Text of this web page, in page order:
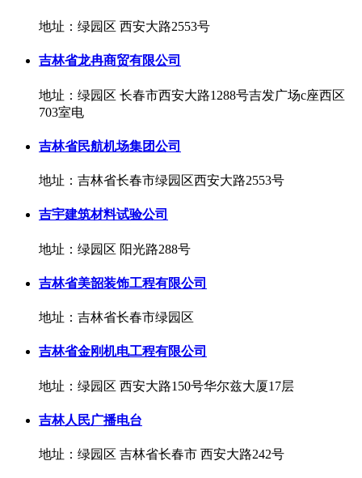
地址：绿园区 西安大路2553号
吉林省龙冉商贸有限公司
地址：绿园区 长春市西安大路1288号吉发广场c座西区
703室电
吉林省民航机场集团公司
地址：吉林省长春市绿园区西安大路2553号
吉宇建筑材料试验公司
地址：绿园区 阳光路288号
吉林省美韶装饰工程有限公司
地址：吉林省长春市绿园区
吉林省金刚机电工程有限公司
地址：绿园区 西安大路150号华尔兹大厦17层
吉林人民广播电台
地址：绿园区 吉林省长春市 西安大路242号